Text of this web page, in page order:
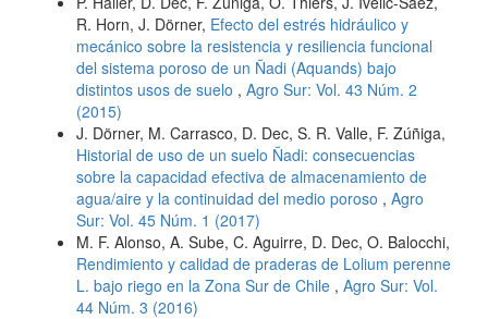
R. Horn, J. Dörner, Efecto del estrés hidráulico y
mecánico sobre la resistencia y resiliencia funcional
del sistema poroso de un Ñadi (Aquands) bajo
distintos usos de suelo , Agro Sur: Vol. 43 Núm. 2
(2015)
J. Dörner, M. Carrasco, D. Dec, S. R. Valle, F. Zúñiga,
Historial de uso de un suelo Ñadi: consecuencias
sobre la capacidad efectiva de almacenamiento de
agua/aire y la continuidad del medio poroso , Agro
Sur: Vol. 45 Núm. 1 (2017)
M. F. Alonso, A. Sube, C. Aguirre, D. Dec, O. Balocchi,
Rendimiento y calidad de praderas de Lolium perenne
L. bajo riego en la Zona Sur de Chile , Agro Sur: Vol.
44 Núm. 3 (2016)